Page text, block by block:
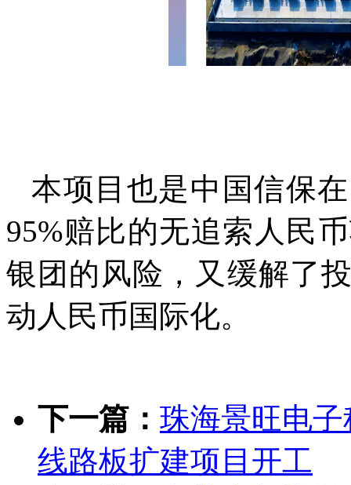
本项目也是中国信保
95%赔比的无追索人民
银团的风险，又缓解了
动人民币国际化。
下一篇： 珠海景旺电
线路板扩建项目开工